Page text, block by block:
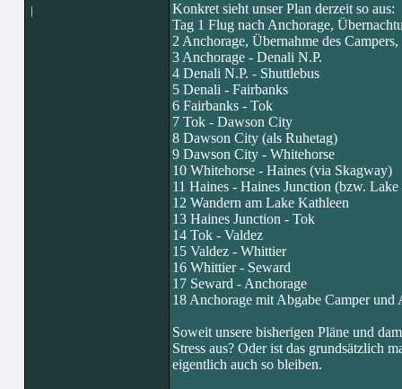
|
Konkret sieht unser Plan derzeit so aus:
Tag 1 Flug nach Anchorage,
2 Anchorage, Übernahme des
3 Anchorage - Denali N.P.
4 Denali N.P. - Shuttlebus
5 Denali - Fairbanks
6 Fairbanks - Tok
7 Tok - Dawson City
8 Dawson City (als Ruhetag)
9 Dawson City - Whitehorse
10 Whitehorse - Haines (via Skagway)
11 Haines - Haines Junction (bzw.
12 Wandern am Lake Kathleen
13 Haines Junction - Tok
14 Tok - Valdez
15 Valdez - Whittier
16 Whittier - Seward
17 Seward - Anchorage
18 Anchorage mit Abgabe Camper und
Soweit unsere bisherigen Pläne und
Stress aus? Oder ist das grundsätzlich
eigentlich auch so bleiben.